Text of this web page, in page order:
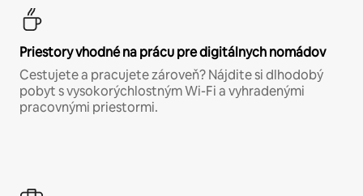
Priestory vhodné na prácu pre digitálnych nomádov
Cestujete a pracujete zároveň? Nájdite si dlhodobý
pobyt s vysokorýchlostným Wi-Fi a vyhradenými
pracovnými priestormi.